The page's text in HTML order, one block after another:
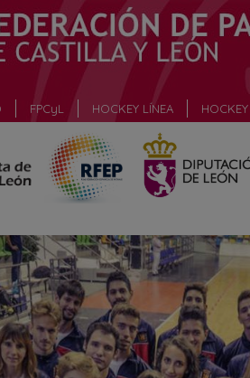
FPCyL HOCKEY LÍNEA HOCKEY